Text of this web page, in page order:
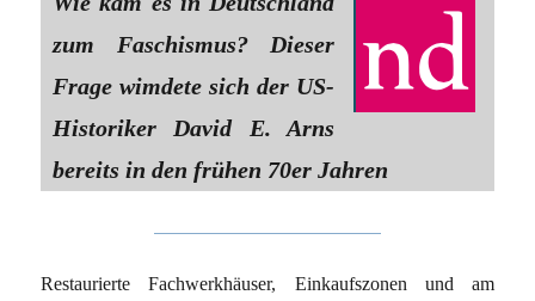
zum Faschismus? Dieser
Frage wimdete sich der US-
Historiker David E. Arns
bereits in den frühen 70er Jahren
Restaurierte Fachwerkhäuser, Einkaufszonen und am